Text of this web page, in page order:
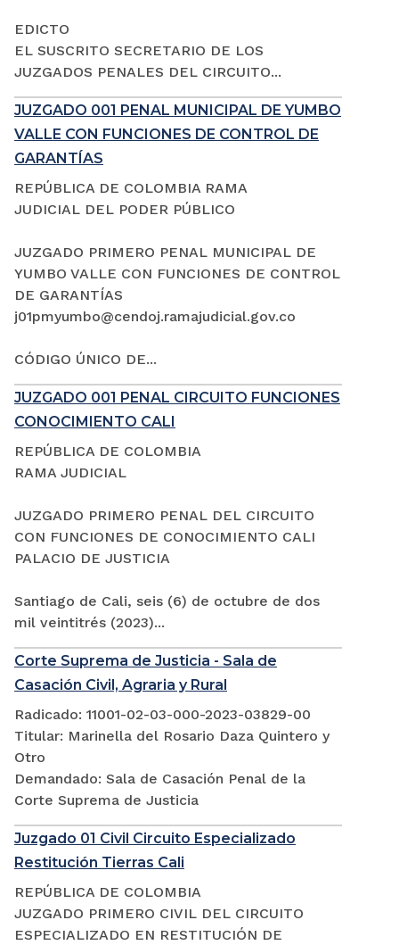
EDICTO
EL SUSCRITO SECRETARIO DE LOS
JUZGADOS PENALES DEL CIRCUITO...
JUZGADO 001 PENAL MUNICIPAL DE YUMBO
VALLE CON FUNCIONES DE CONTROL DE
GARANTÍAS
REPÚBLICA DE COLOMBIA RAMA
JUDICIAL DEL PODER PÚBLICO
JUZGADO PRIMERO PENAL MUNICIPAL DE
YUMBO VALLE CON FUNCIONES DE CONTROL
DE GARANTÍAS
j01pmyumbo@cendoj.ramajudicial.gov.co
CÓDIGO ÚNICO DE...
JUZGADO 001 PENAL CIRCUITO FUNCIONES
CONOCIMIENTO CALI
REPÚBLICA DE COLOMBIA
RAMA JUDICIAL
JUZGADO PRIMERO PENAL DEL CIRCUITO
CON FUNCIONES DE CONOCIMIENTO CALI
PALACIO DE JUSTICIA
Santiago de Cali, seis (6) de octubre de dos
mil veintitrés (2023)...
Corte Suprema de Justicia - Sala de
Casación Civil, Agraria y Rural
Radicado: 11001-02-03-000-2023-03829-00
Titular: Marinella del Rosario Daza Quintero y
Otro
Demandado: Sala de Casación Penal de la
Corte Suprema de Justicia
Juzgado 01 Civil Circuito Especializado
Restitución Tierras Cali
REPÚBLICA DE COLOMBIA
JUZGADO PRIMERO CIVIL DEL CIRCUITO
ESPECIALIZADO EN RESTITUCIÓN DE